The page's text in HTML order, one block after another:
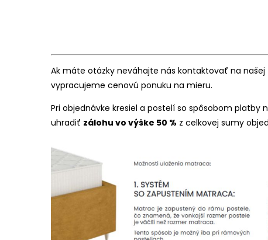
Ak máte otázky neváhajte nás kontaktovať na našej
vypracujeme cenovú ponuku na mieru.
Pri objednávke kresiel a postelí so spôsobom platby
uhradiť zálohu vo výške 50 % z celkovej sumy